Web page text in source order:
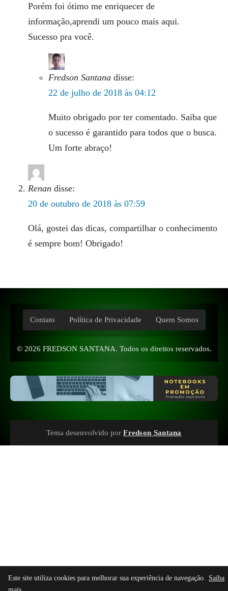
Porém foi ótimo me enriquecer de
informação,aprendi um pouco mais aqui.
Sucesso pra você.
Fredson Santana disse:
22 de julho de 2018 às 04:12
Muito obrigado por ter comentado. Saiba que
o sucesso é garantido para todos que o busca.
Um forte abraço!
Renan disse:
20 de outubro de 2018 às 07:59
Olá, gostei das dicas, compartilhar o conhecimento
é sempre bom! Obrigado!
Contato Política de Privacidade Quem Somos
© 2026 FREDSON SANTANA. Todos os direitos reservados.
Tema desenvolvido por Fredson Santana
Este site utiliza cookies para melhorar sua experiência de navegação. Saiba